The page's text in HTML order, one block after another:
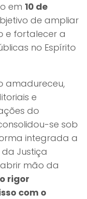
em 10 de
de ampliar
e fortalecer a
no Espírito
amadureceu,
e
do
se sob
integrada a
Justiça
mão da
rigor
com o